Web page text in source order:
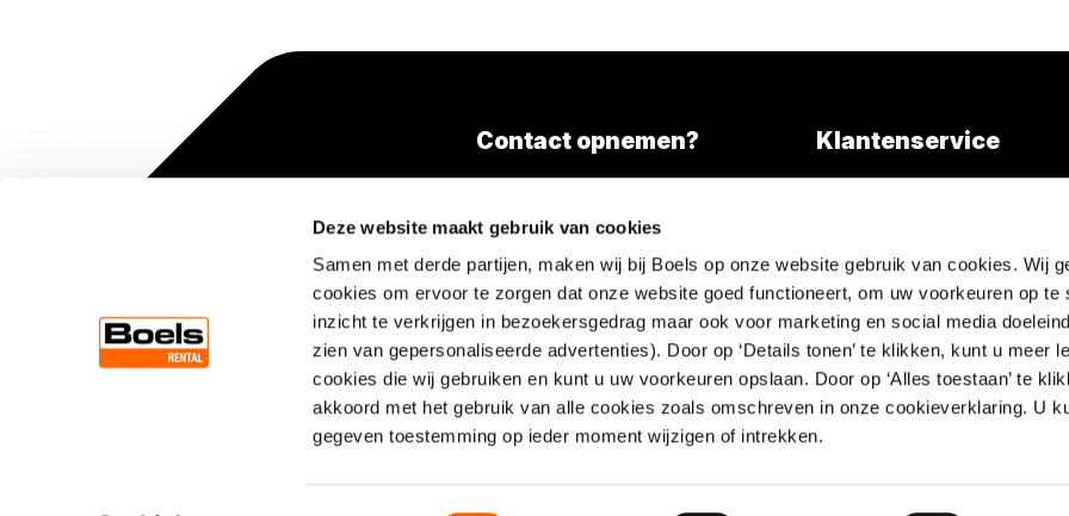
Deze website maakt gebruik van cookies
Samen met derde partijen, maken wij bij Boels op onze website gebruik van cookies. Wij
cookies om ervoor te zorgen dat onze website goed functioneert, om uw voorkeuren op te
inzicht te verkrijgen in bezoekersgedrag maar ook voor marketing en social media
zien van gepersonaliseerde advertenties). Door op ‘Details tonen’ te klikken, kunt u meer
cookies die wij gebruiken en kunt u uw voorkeuren opslaan. Door op ‘Alles toestaan’ te
akkoord met het gebruik van alle cookies zoals omschreven in onze cookieverklaring. U
gegeven toestemming op ieder moment wijzigen of intrekken.
Contact opnemen?
(lokaal tarief)
Klantenservice
FAQ
Contact